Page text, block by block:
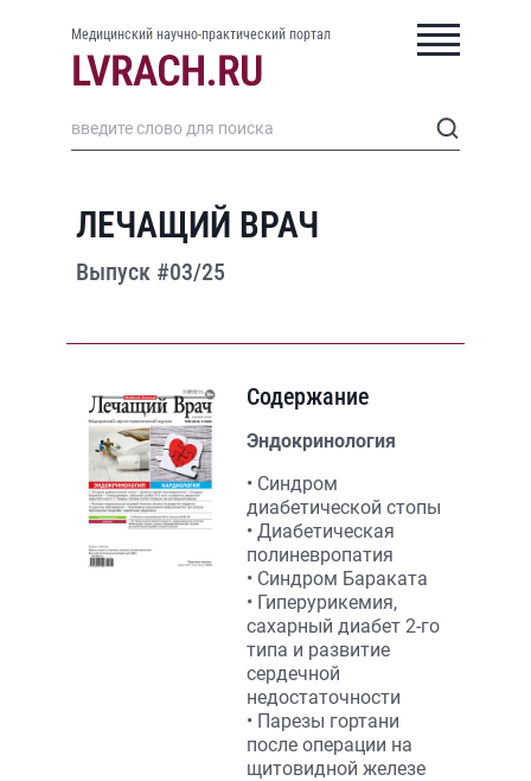
Медицинский научно-практический портал
ЛЕЧАЩИЙ ВРАЧ
Выпуск #03/25
Содержание
Эндокринология
• Синдром
диабетической стопы
• Диабетическая
полиневропатия
• Синдром Бараката
• Гиперурикемия,
сахарный диабет 2-го
типа и развитие
сердечной
недостаточности
• Парезы гортани
после операции на
щитовидной железе